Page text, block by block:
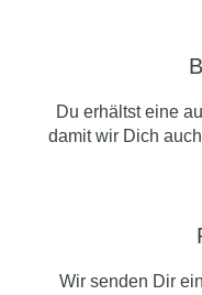
Du erhältst eine
damit wir Dich
Wir senden Dir